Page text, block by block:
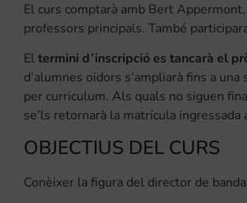
El curs comptarà amb Bert
professors principals. També
Eltermini d’inscripció es tancarà el
d’alumnes oïdors s’ampliarà fins a
per curriculum. Als quals no siguen
se’ls retornarà la matrícula
OBJECTIUS DEL CURS
Conèixer la figura del director de